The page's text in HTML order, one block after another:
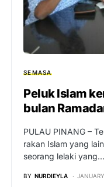
SEMASA
Peluk Islam
bulan
PULAU PINANG –
rakan Islam yang
seorang lelaki yang…
BY NURDIEYLA